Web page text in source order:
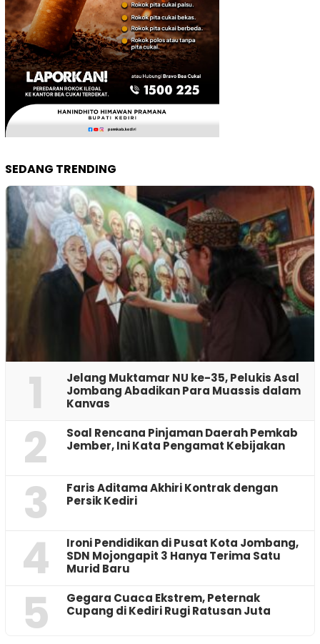
SEDANG TRENDING
1
Jelang Muktamar NU ke-35, Pelukis Asal
Jombang Abadikan Para Muassis dalam
Kanvas
2
‎Soal Rencana Pinjaman Daerah Pemkab
Jember, Ini Kata Pengamat Kebijakan ‎
3
Faris Aditama Akhiri Kontrak dengan
Persik Kediri
4
Ironi Pendidikan di Pusat Kota Jombang,
SDN Mojongapit 3 Hanya Terima Satu
Murid Baru
5
‎Gegara Cuaca Ekstrem, Peternak
Cupang di Kediri Rugi Ratusan Juta